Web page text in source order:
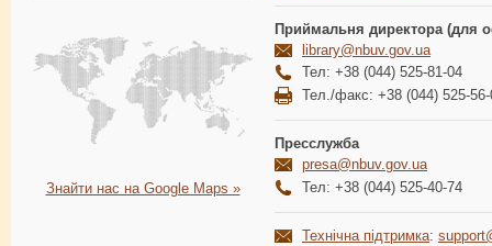
Знайти нас на Google Maps »
Приймальня директора (для
library@nbuv.gov.ua
Тел: +38 (044) 525-81-04
Тел./факс: +38 (044) 525-56-
Пресслужба
presa@nbuv.gov.ua
Тел: +38 (044) 525-40-74
Технічна підтримка: